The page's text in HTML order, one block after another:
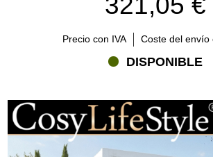
Precio con IVA Coste del envío
DISPONIBLE